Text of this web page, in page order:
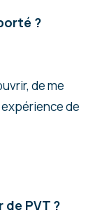
?
de me
de
PVT ?